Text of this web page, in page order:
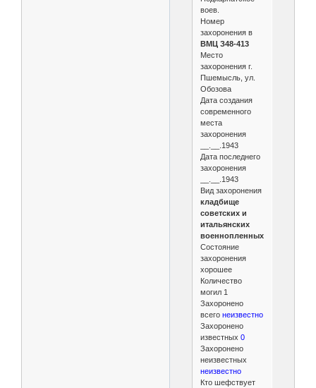
воев.
Номер
захоронения в
ВМЦ З48-413
Место
захоронения г.
Пшемысль, ул.
Обозова
Дата создания
современного
места
захоронения
__.__.1943
Дата последнего
захоронения
__.__.1943
Вид захоронения
кладбище
советских и
итальянских
военнопленных
Состояние
захоронения
хорошее
Количество
могил 1
Захоронено
всего неизвестно
Захоронено
известных 0
Захоронено
неизвестных
неизвестно
Кто шефствует